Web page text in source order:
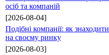
осіб та компаній
[2026-08-04]
Подібні компанії: як
на своєму ринку
[2026-08-03]